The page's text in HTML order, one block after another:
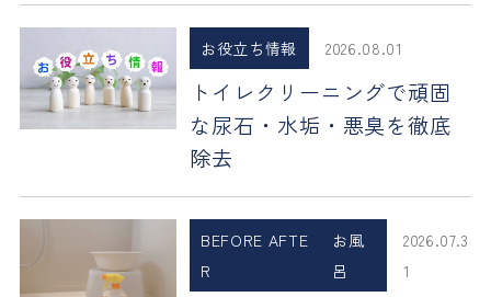
お役立ち情報 2026.08.01
トイレクリーニングで頑固
な尿石・水垢・悪臭を徹底
除去
BEFORE AFTE
R
お風
呂
2026.07.3
1